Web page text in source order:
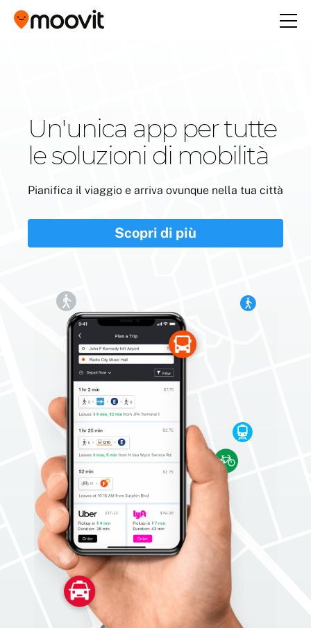
Un'unica app per tutte
le soluzioni di mobilità
Pianifica il viaggio e arriva ovunque nella tua città
Scopri di più